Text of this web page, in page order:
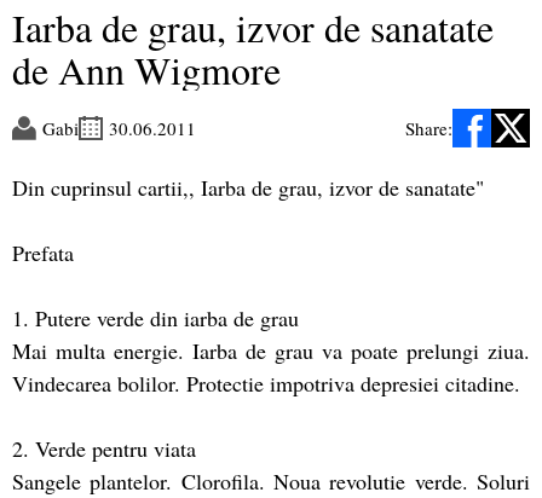
Iarba de grau, izvor de sanatate
de Ann Wigmore
Gabi 30.06.2011 Share:
Din cuprinsul cartii,, Iarba de grau, izvor de sanatate"
Prefata
1. Putere verde din iarba de grau
Mai multa energie. Iarba de grau va poate prelungi ziua.
Vindecarea bolilor. Protectie impotriva depresiei citadine.
2. Verde pentru viata
Sangele plantelor. Clorofila. Noua revolutie verde. Soluri